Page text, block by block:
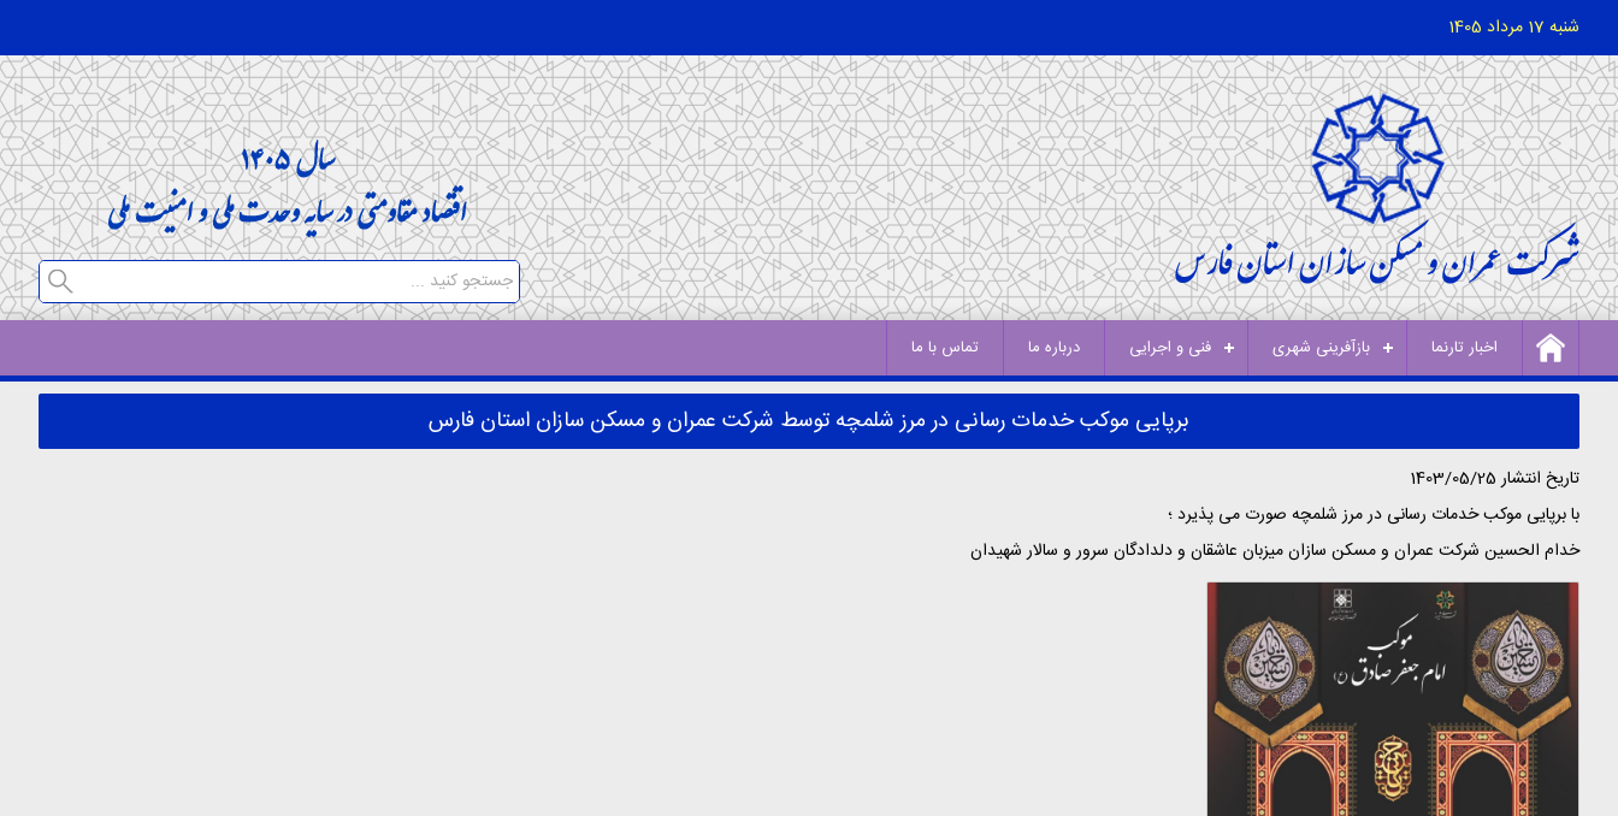
شنبه 17 مرداد 1405
اخبار تارنما بازآفرینی شهری فنی و اجرایی درباره ما تماس با ما
برپایی موکب خدمات رسانی در مرز شلمچه توسط شرکت عمران و مسکن سازان استان فارس
تاریخ انتشار 1403/05/25
با برپایی موکب خدمات رسانی در مرز شلمچه صورت می پذیرد ؛
خدام الحسین شرکت عمران و‌ مسکن سازان میزبان عاشقان و دلدادگان سرور و سالار شهیدان